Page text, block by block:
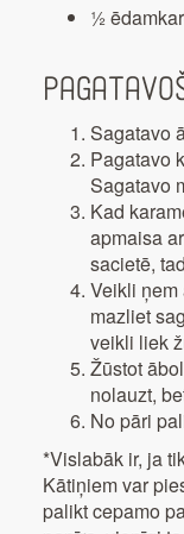
½
Sagatavo
Pagatavo
Sagatavo
Kad
apmaisa
sacietē,
Veikli ņem
mazliet
veikli liek
Žūstot
nolauzt,
No pāri
*Vislabāk ir, ja
Kātiņiem var
palikt cepamo